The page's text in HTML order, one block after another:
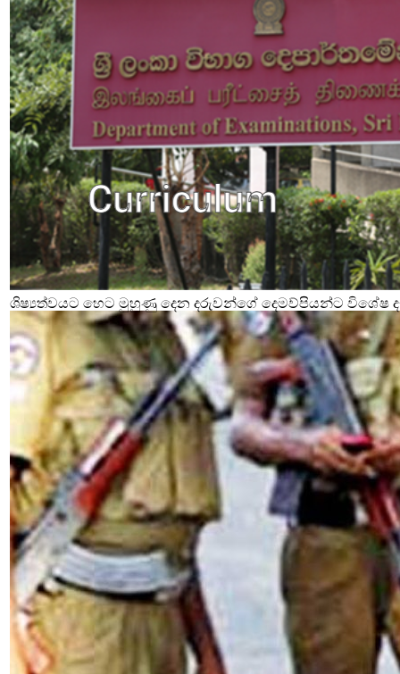
ශිෂ්‍යත්වයට හෙට මුහුණු දෙන දරුවන්ගේ දෙමව්පියන්ට විශේෂ